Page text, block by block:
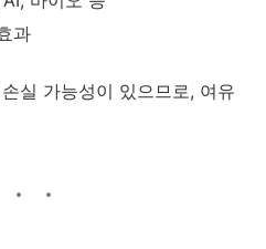
과
실 가능성이 있으므로, 여유